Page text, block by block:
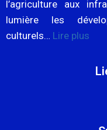
l’agriculture aux
lumière les
culturels… Lire plus